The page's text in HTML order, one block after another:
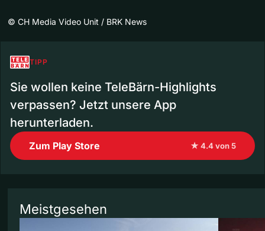
© CH Media Video Unit / BRK News
TIPP
Sie wollen keine TeleBärn-Highlights
verpassen? Jetzt unsere App
herunterladen.
Zum Play Store ★ 4.4 von 5
Meistgesehen